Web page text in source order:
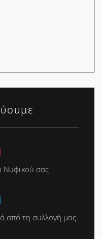
Νυφικού σας
από τη συλλογή μας